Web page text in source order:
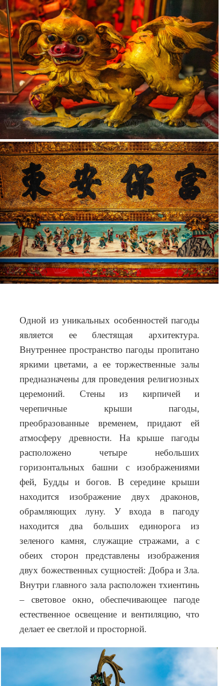
Одной из уникальных особенностей пагоды
является ее блестящая архитектура.
Внутреннее пространство пагоды пропитано
яркими цветами, а ее торжественные залы
предназначены для проведения религиозных
церемоний. Стены из кирпичей и
черепичные крыши пагоды,
преобразованные временем, придают ей
атмосферу древности. На крыше пагоды
расположено четыре небольших
горизонтальных башни с изображениями
фей, Будды и богов. В середине крыши
находится изображение двух драконов,
обрамляющих луну. У входа в пагоду
находится два больших единорога из
зеленого камня, служащие стражами, а с
обеих сторон представлены изображения
двух божественных сущностей: Добра и Зла.
Внутри главного зала расположен тхиентинь
– световое окно, обеспечивающее пагоде
естественное освещение и вентиляцию, что
делает ее светлой и просторной.